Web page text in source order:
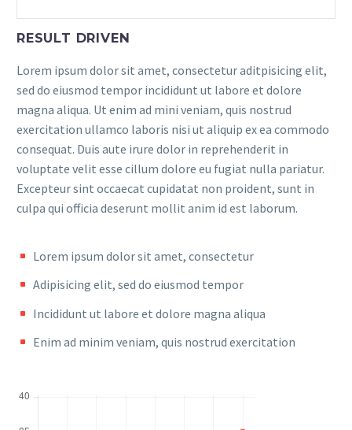
RESULT DRIVEN
Lorem ipsum dolor sit amet, consectetur aditpisicing elit,
sed do eiusmod tempor incididunt ut labore et dolore
magna aliqua. Ut enim ad mini veniam, quis nostrud
exercitation ullamco laboris nisi ut aliquip ex ea commodo
consequat. Duis aute irure dolor in reprehenderit in
voluptate velit esse cillum dolore eu fugiat nulla pariatur.
Excepteur sint occaecat cupidatat non proident, sunt in
culpa qui officia deserunt mollit anim id est laborum.
Lorem ipsum dolor sit amet, consectetur
Adipisicing elit, sed do eiusmod tempor
Incididunt ut labore et dolore magna aliqua
Enim ad minim veniam, quis nostrud exercitation